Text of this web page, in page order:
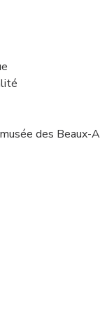
des Beaux-